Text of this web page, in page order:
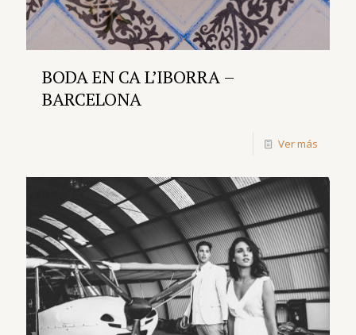
BODA EN CA L’IBORRA –
BARCELONA
Ver más